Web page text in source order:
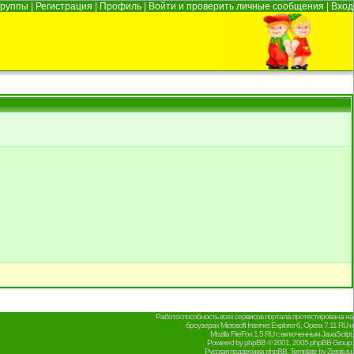
Регистрация Профиль Войти и проверить личные сообщения Вход
Работоспособность всех сервисов портала протестирована на
броузерах Microsoft Internet Explorer 6, Opera 7.11 RU и
Mozilla FireFox 1.5 RU с включенным JavaScript.
Powered byphpBB© 2001, 2005 phpBB Group.
Русская поддержка phpBB . Template byZergis.ru